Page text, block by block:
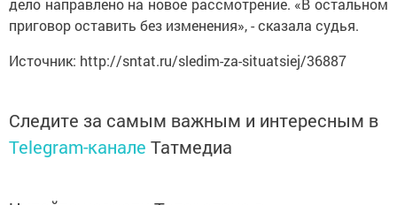
дело направлено на новое рассмотрение. «В остальном
приговор оставить без изменения», - сказала судья.
Источник: http://sntat.ru/sledim-za-situatsiej/36887
Следите за самым важным и интересным в
Telegram-канале Татмедиа